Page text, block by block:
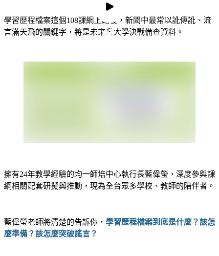
預覽影片
學習歷程檔案這個108課綱上路後，新聞中最常以訛傳訛、流
言滿天飛的關鍵字，將是未來升大學決戰備查資料。
擁有24年教學經驗的均一師培中心執行長藍偉瑩，深度參與課
綱相關配套研擬與推動，現為全台眾多學校、教師的陪伴者。
藍偉瑩老師將清楚的告訴你， 學習歷程檔案到底是什麼？該怎
麼準備？該怎麼突破謠言？
預覽影片